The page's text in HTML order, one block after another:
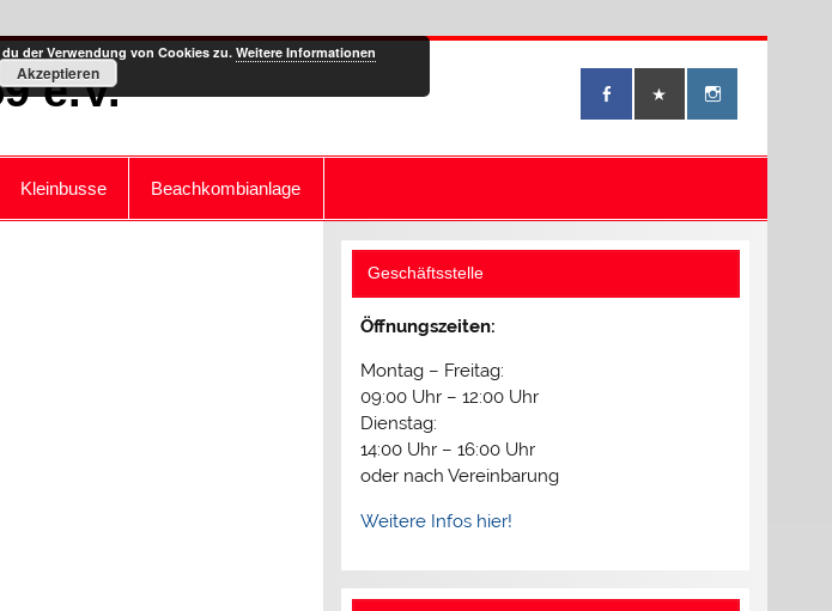
e.V.
Kleinbusse Beachkombianlage
Geschäftsstelle
Öffnungszeiten:
Montag – Freitag:
09:00 Uhr – 12:00 Uhr
Dienstag:
14:00 Uhr – 16:00 Uhr
oder nach Vereinbarung
Weitere Infos hier!
der Verwendung von Cookies zu.Weitere Informationen
Akzeptieren